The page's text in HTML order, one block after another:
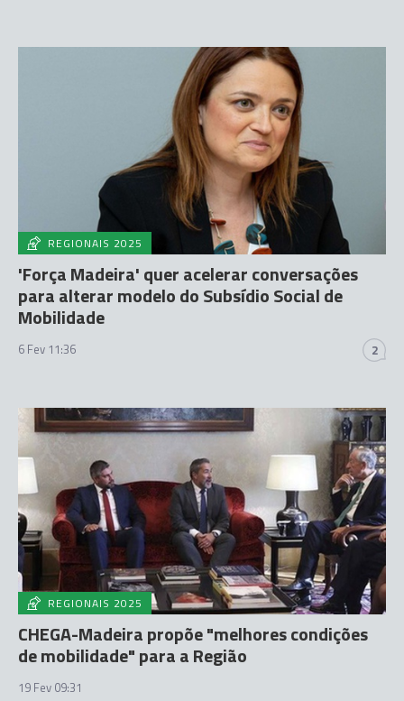
REGIONAIS 2025
'Força Madeira' quer acelerar conversações
para alterar modelo do Subsídio Social de
Mobilidade
6 Fev 11:36 2
REGIONAIS 2025
CHEGA-Madeira propõe "melhores condições
de mobilidade" para a Região
19 Fev 09:31